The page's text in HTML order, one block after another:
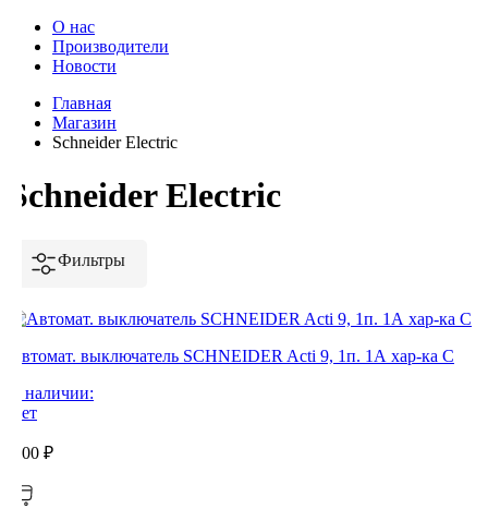
О нас
Производители
Новости
Главная
Магазин
Schneider Electric
Schneider Electric
Фильтры
Автомат. выключатель SCHNEIDER Acti 9, 1п. 1А хар-ка С
В наличии:
Нет
0,00 ₽